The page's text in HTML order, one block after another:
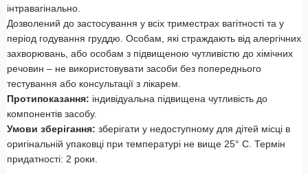
інтравагінально.
Дозволений до застосування у всіх триместрах вагітності та у
період годування груддю. Особам, які страждають від алергічних
захворювань, або особам з підвищеною чутливістю до хімічних
речовин – не використовувати засоби без попереднього
тестування або консультації з лікарем.
Протипоказання: індивідуальна підвищена чутливість до
компонентів засобу.
Умови зберігання: зберігати у недоступному для дітей місці в
оригінальній упаковці при температурі не вище 25° С. Термін
придатності: 2 роки.